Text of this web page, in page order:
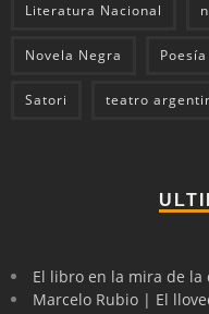
Literatura Nacional
Novela Negra Poesía
Satori teatro
El libro en la mira de la
Marcelo Rubio | El